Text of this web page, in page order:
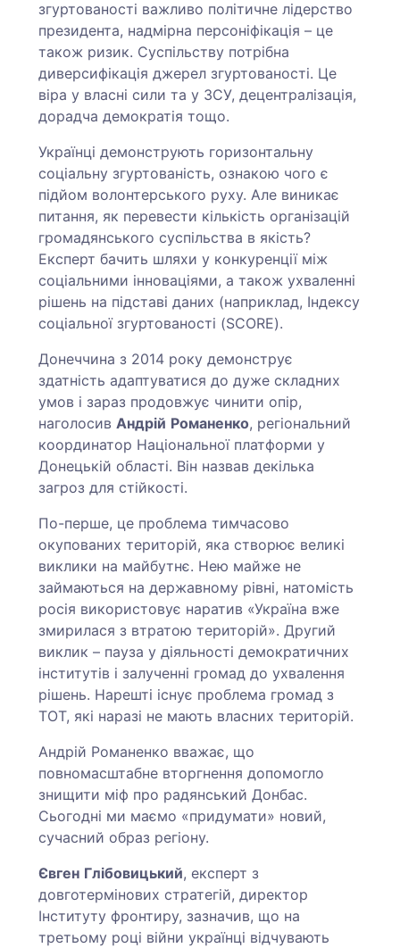
згуртованості важливо політичне лідерство
президента, надмірна персоніфікація – це
також ризик. Суспільству потрібна
диверсифікація джерел згуртованості. Це
віра у власні сили та у ЗСУ, децентралізація,
дорадча демократія тощо.
Українці демонструють горизонтальну
соціальну згуртованість, ознакою чого є
підйом волонтерського руху. Але виникає
питання, як перевести кількість організацій
громадянського суспільства в якість?
Експерт бачить шляхи у конкуренції між
соціальними інноваціями, а також ухваленні
рішень на підставі даних (наприклад, Індексу
соціальної згуртованості (SCORE).
Донеччина з 2014 року демонструє
здатність адаптуватися до дуже складних
умов і зараз продовжує чинити опір,
наголосивАндрій Романенко, регіональний
координатор Національної платформи у
Донецькій області. Він назвав декілька
загроз для стійкості.
По-перше, це проблема тимчасово
окупованих територій, яка створює великі
виклики на майбутнє. Нею майже не
займаються на державному рівні, натомість
росія використовує наратив «Україна вже
змирилася з втратою територій». Другий
виклик – пауза у діяльності демократичних
інститутів і залученні громад до ухвалення
рішень. Нарешті існує проблема громад з
ТОТ, які наразі не мають власних територій.
Андрій Романенко вважає, що
повномасштабне вторгнення допомогло
знищити міф про радянський Донбас.
Сьогодні ми маємо «придумати» новий,
сучасний образ регіону.
Євген Глібовицький, експерт з
довготермінових стратегій, директор
Інституту фронтиру, зазначив, що на
третьому році війни українці відчувають